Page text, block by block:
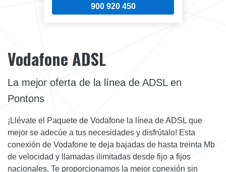
900 920 450
Vodafone ADSL
La mejor oferta de la línea de ADSL en
Pontons
¡Llévate el Paquete de Vodafone la línea de ADSL que
mejor se adecúe a tus necesidades y disfrútalo! Esta
conexión de Vodafone te deja bajadas de hasta treinta Mb
de velocidad y llamadas ilimitadas desde fijo a fijos
nacionales. Te proporcionamos la mejor conexión sin